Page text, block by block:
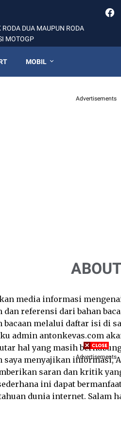
DUA MAUPUN RODA
MOTOGP
MOBIL
Advertisements
media informasi
referensi dari bahan
melalui daftar isi di
admin antonkevas.com
hal yang masih
menyajikan informasi,
saran dan kritik
ini dapat
dunia internet. Salam
Advertisements